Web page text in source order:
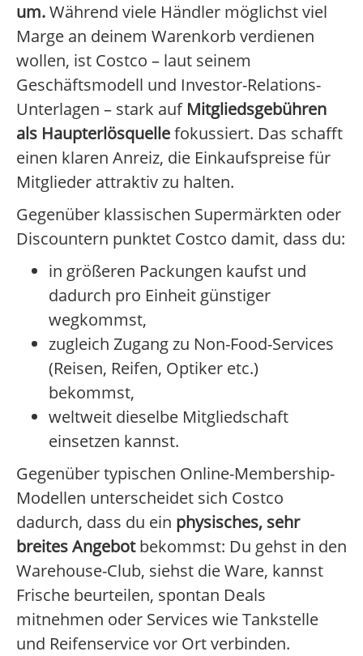
um.Während viele Händler möglichst viel
Marge an deinem Warenkorb verdienen
wollen, ist Costco – laut seinem
Geschäftsmodell und Investor-Relations-
Unterlagen – stark auf Mitgliedsgebühren
als Haupterlösquellefokussiert. Das schafft
einen klaren Anreiz, die Einkaufspreise für
Mitglieder attraktiv zu halten.
Gegenüber klassischen Supermärkten oder
Discountern punktet Costco damit, dass du:
in größeren Packungen kaufst und
dadurch pro Einheit günstiger
wegkommst,
zugleich Zugang zu Non-Food-Services
(Reisen, Reifen, Optiker etc.)
bekommst,
weltweit dieselbe Mitgliedschaft
einsetzen kannst.
Gegenüber typischen Online-Membership-
Modellen unterscheidet sich Costco
dadurch, dass du ein physisches, sehr
breites Angebotbekommst: Du gehst in den
Warehouse-Club, siehst die Ware, kannst
Frische beurteilen, spontan Deals
mitnehmen oder Services wie Tankstelle
und Reifenservice vor Ort verbinden.